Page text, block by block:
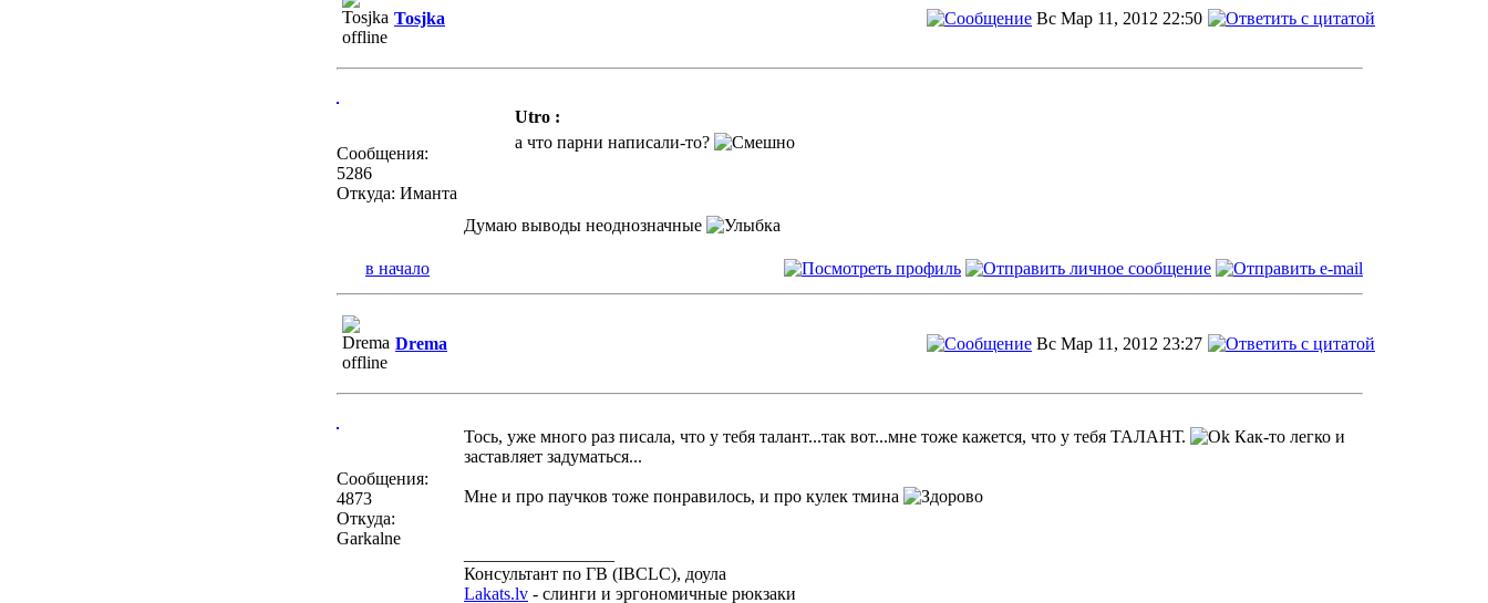
Tosjka Вс Мар 11, 2012 22:50
Сообщения:
5286
Откуда: Иманта
Utro :
а что парни написали-то?
Думаю выводы неоднозначные
в начало
Drema Вс Мар 11, 2012 23:27
Сообщения:
4873
Откуда:
Garkalne
Тось, уже много раз писала, что у тебя талант...так вот...мне тоже кажется, что у тебя ТАЛАНТ.
Как-то легко и
заставляет задуматься...
Мне и про паучков тоже понравилось, и про кулек тмина
Консультант по ГВ (IBCLC), доула
Lakats.lv - слинги и эргономичные рюкзаки